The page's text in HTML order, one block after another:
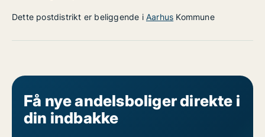
Dette postdistrikt er beliggende i Aarhus Kommune
Få nye andelsboliger direkte i
din indbakke